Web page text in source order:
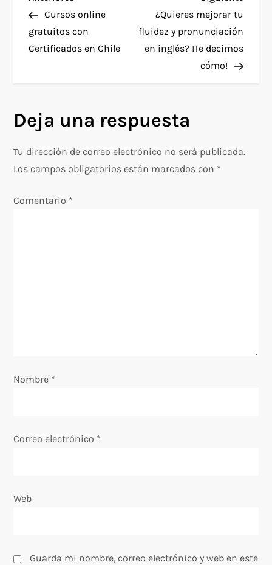
a
v
g
a
c
i
n
r
anterior
Cursos online
gratuitos con
Certificados en Chile
¿Quieres mejorar tu
fluidez y pronunciación
en inglés? ¡Te decimos
cómo!
Deja una respuesta
Tu dirección de correo electrónico no será publicada.
Los campos obligatorios están marcados con *
Comentario *
Nombre *
Correo electrónico *
Web
Guarda mi nombre, correo electrónico y web en este